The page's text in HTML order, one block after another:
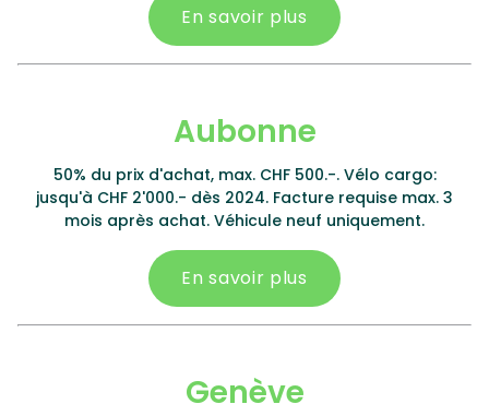
En savoir plus
Aubonne
50% du prix d'achat, max. CHF 500.-. Vélo cargo:
jusqu'à CHF 2'000.- dès 2024. Facture requise max. 3
mois après achat. Véhicule neuf uniquement.
En savoir plus
Genève